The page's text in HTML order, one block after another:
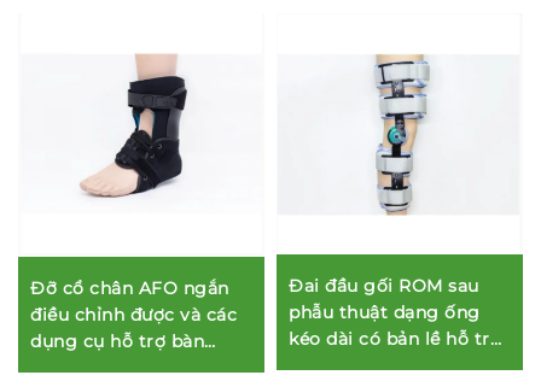
Đỡ cổ chân AFO ngắn
điều chỉnh được và các
dụng cụ hỗ trợ bàn
chân giúp ổn định chi
Đai đầu gối ROM sau
phẫu thuật dạng ống
kéo dài có bản lề hỗ trợ
gãy xương, dùng để cố